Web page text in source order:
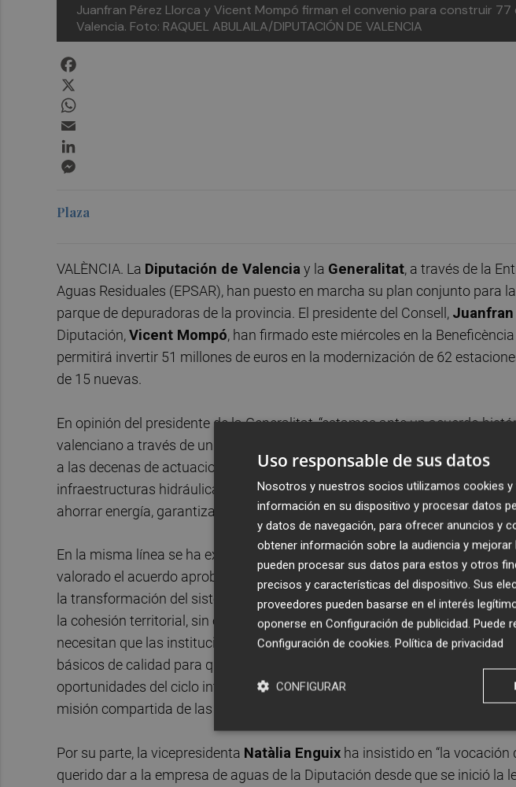
Juanfran Pérez Llorca y Vicent Mompó firman el convenio para construir
Valencia. Foto: RAQUEL ABULAILA/DIPUTACIÓN DE VALENCIA
Plaza
VALÈNCIA. La Diputación de Valencia y la Generalitat, a través de la
Aguas Residuales (EPSAR), han puesto en marcha su plan conjunto para
parque de depuradoras de la provincia. El presidente del Consell,
Diputación,Vicent Mompó, han firmado este miércoles en la
permitirá invertir 51 millones de euros en la modernización de 62
de 15 nuevas.
En opinión del presidente de la Generalitat, “estamos ante un acuerdo
valenciano a través de un bien de primera necesidad como el agua”. En
a las decenas de actuaciones previstas en materia de aguas residuales,
infraestructuras hidráulicas que van a servir para modernizar las
ahorrar energía, garantizando un servicio de calidad a las personas que
En la misma línea se ha expresado el máximo responsable de la
valorado el acuerdo aprobado previamente en los plenos de ambas
la transformación del sistema de depuración en la provincia, basado en
la cohesión territorial, sin olvidar el retorno para esos pueblos pequeños
necesitan que las instituciones les tengamos en cuenta para garantizar su
básicos de calidad para que se pueda vivir en ellos”. En el marco de una
oportunidades del ciclo integral del agua, Mompó ha considerado que la
misión compartida de las administraciones que debe basarse en la
Por su parte, la vicepresidenta Natàlia Enguix ha insistido en “la
querido dar a la empresa de aguas de la Diputación desde que se inició la
Uso responsable de sus datos
Nosotros y nuestros socios utilizamos cookies
información en su dispositivo y procesar datos
y datos de navegación, para ofrecer anuncios y
obtener información sobre la audiencia y mejorar
pueden procesar sus datos para estos y otros
precisos y características del dispositivo. Sus
proveedores pueden basarse en el interés
oponerse en Configuración de publicidad. Puede
Configuración de cookies. Política de privacidad
CONFIGURAR